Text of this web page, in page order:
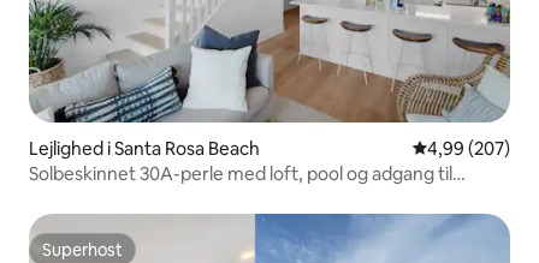
Lejlighed i Santa Rosa Beach 4,99 ud af 5 i
4,99 (207)
Solbeskinnet 30A-perle med loft, pool og adgang til
Superhost